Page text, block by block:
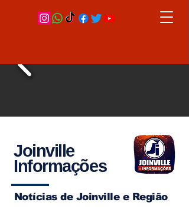
Joinville
Informações
Notícias de Joinville e Região